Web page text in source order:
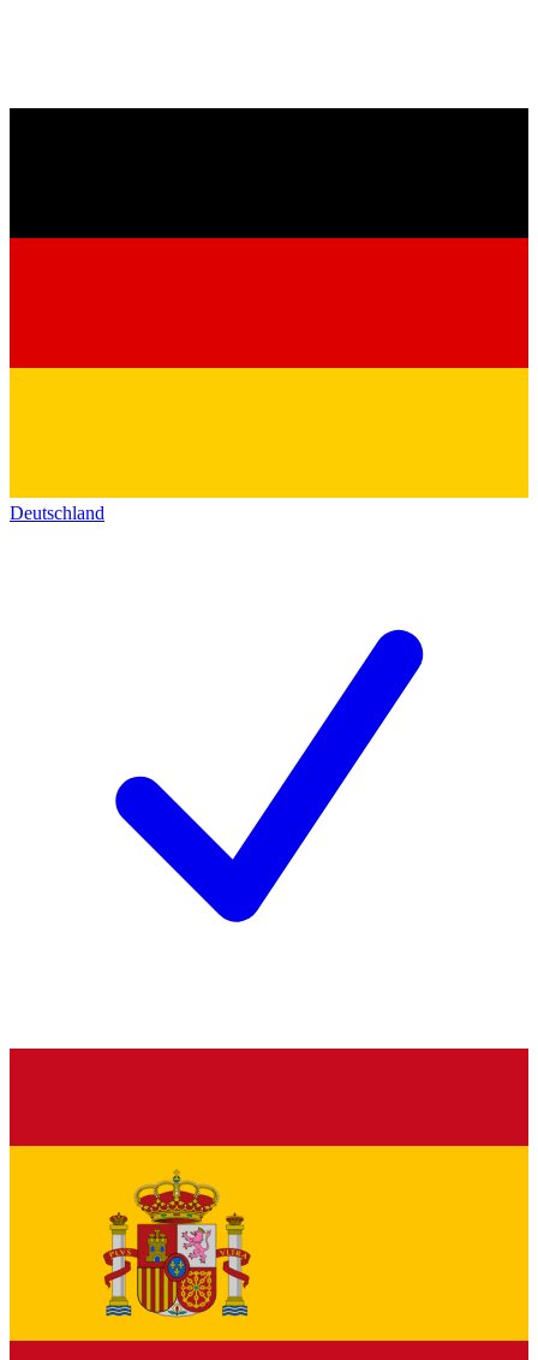
Deutschland